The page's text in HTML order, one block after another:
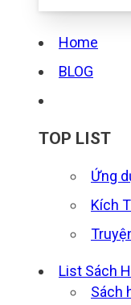
Home
BLOG
TOP LIST
Ứng
Kích
List Sách
Sách